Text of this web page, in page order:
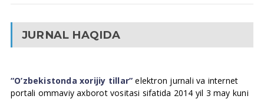
JURNAL HAQIDA
“O’zbekistonda xorijiy tillar” elektron jurnali va internet
portali ommaviy axborot vositasi sifatida 2014 yil 3 may kuni